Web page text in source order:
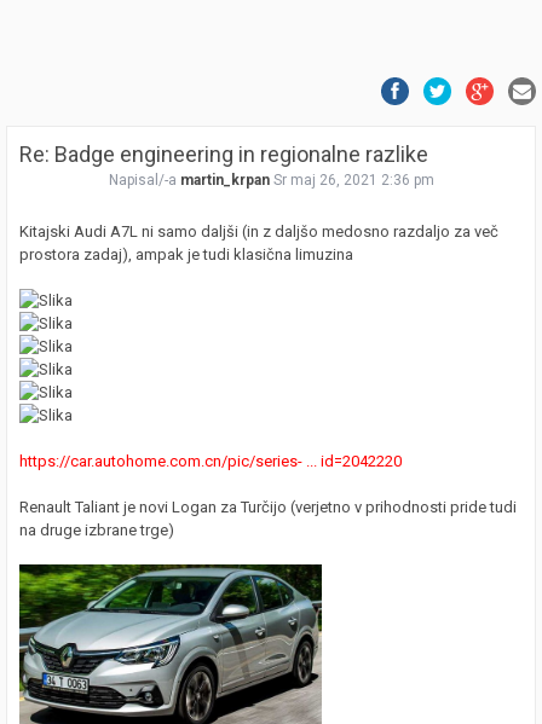
Re: Badge engineering in regionalne razlike
Napisal/-a martin_krpan Sr maj 26, 2021 2:36 pm
Kitajski Audi A7L ni samo daljši (in z daljšo medosno razdaljo za več
prostora zadaj), ampak je tudi klasična limuzina
https://car.autohome.com.cn/pic/series- ... id=2042220
Renault Taliant je novi Logan za Turčijo (verjetno v prihodnosti pride tudi
na druge izbrane trge)